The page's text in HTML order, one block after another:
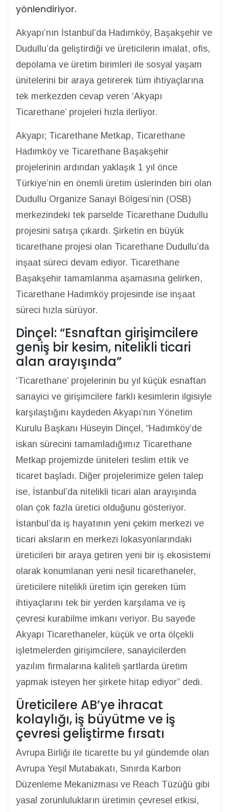
yönlendiriyor.
Akyapı’nın İstanbul’da Hadımköy, Başakşehir ve
Dudullu’da geliştirdiği ve üreticilerin imalat, ofis,
depolama ve üretim birimleri ile sosyal yaşam
ünitelerini bir araya getirerek tüm ihtiyaçlarına
tek merkezden cevap veren ‘Akyapı
Ticarethane’ projeleri hızla ilerliyor.
Akyapı; Ticarethane Metkap, Ticarethane
Hadımköy ve Ticarethane Başakşehir
projelerinin ardından yaklaşık 1 yıl önce
Türkiye’nin en önemli üretim üslerinden biri olan
Dudullu Organize Sanayi Bölgesi’nin (OSB)
merkezindeki tek parselde Ticarethane Dudullu
projesini satışa çıkardı. Şirketin en büyük
ticarethane projesi olan Ticarethane Dudullu’da
inşaat süreci devam ediyor. Ticarethane
Başakşehir tamamlanma aşamasına gelirken,
Ticarethane Hadımköy projesinde ise inşaat
süreci hızla sürüyor.
Dinçel: “Esnaftan girişimcilere
geniş bir kesim, nitelikli ticari
alan arayışında”
‘Ticarethane’ projelerinin bu yıl küçük esnaftan
sanayici ve girişimcilere farklı kesimlerin ilgisiyle
karşılaştığını kaydeden Akyapı’nın Yönetim
Kurulu Başkanı Hüseyin Dinçel, “Hadımköy’de
iskan sürecini tamamladığımız Ticarethane
Metkap projemizde üniteleri teslim ettik ve
ticaret başladı. Diğer projelerimize gelen talep
ise, İstanbul’da nitelikli ticari alan arayışında
olan çok fazla üretici olduğunu gösteriyor.
İstanbul’da iş hayatının yeni çekim merkezi ve
ticari aksların en merkezi lokasyonlarındaki
üreticileri bir araya getiren yeni bir iş ekosistemi
olarak konumlanan yeni nesil ticarethaneler,
üreticilere nitelikli üretim için gereken tüm
ihtiyaçlarını tek bir yerden karşılama ve iş
çevresi kurabilme imkanı veriyor. Bu sayede
Akyapı Ticarethaneler, küçük ve orta ölçekli
işletmelerden girişimcilere, sanayicilerden
yazılım firmalarına kaliteli şartlarda üretim
yapmak isteyen her şirkete hitap ediyor” dedi.
Üreticilere AB’ye ihracat
kolaylığı, iş büyütme ve iş
çevresi geliştirme fırsatı
Avrupa Birliği ile ticarette bu yıl gündemde olan
Avrupa Yeşil Mutabakatı, Sınırda Karbon
Düzenleme Mekanizması ve Reach Tüzüğü gibi
yasal zorunlulukların üretimin çevresel etkisi,